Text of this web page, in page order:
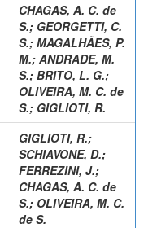
CHAGAS, A. C. de
S.; GEORGETTI, C.
S.; MAGALHÃES, P.
M.; ANDRADE, M.
S.; BRITO, L. G.;
OLIVEIRA, M. C. de
S.; GIGLIOTI, R.
GIGLIOTI, R.;
SCHIAVONE, D.;
FERREZINI, J.;
CHAGAS, A. C. de
S.; OLIVEIRA, M. C.
de S.